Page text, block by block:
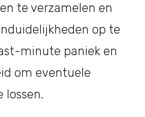
te verzamelen en
op te
minute paniek en
om eventuele
lossen.